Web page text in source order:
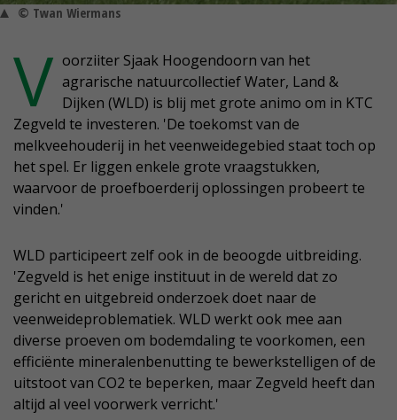
© Twan Wiermans
V oorziiter Sjaak Hoogendoorn van het
agrarische natuurcollectief Water, Land &
Dijken (WLD) is blij met grote animo om in KTC
Zegveld te investeren. 'De toekomst van de
melkveehouderij in het veenweidegebied staat toch op
het spel. Er liggen enkele grote vraagstukken,
waarvoor de proefboerderij oplossingen probeert te
vinden.'
WLD participeert zelf ook in de beoogde uitbreiding.
'Zegveld is het enige instituut in de wereld dat zo
gericht en uitgebreid onderzoek doet naar de
veenweideproblematiek. WLD werkt ook mee aan
diverse proeven om bodemdaling te voorkomen, een
efficiënte mineralenbenutting te bewerkstelligen of de
uitstoot van CO2 te beperken, maar Zegveld heeft dan
altijd al veel voorwerk verricht.'